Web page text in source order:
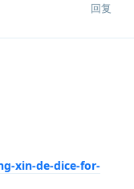
回复
xin-de-dice-for-